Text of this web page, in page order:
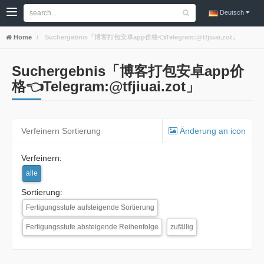
Deutsch
Home Suchergebnis「博客打包安卓app价格👈Telegram:@tfjiuai.zot」
Suchergebnis「博客打包安卓app价
格👈Telegram:@tfjiuai.zot」
Verfeinern Sortierung Änderung an icon
Verfeinern:
alle
Sortierung:
Fertigungsstufe aufsteigende Sortierung
Fertigungsstufe absteigende Reihenfolge zufällig